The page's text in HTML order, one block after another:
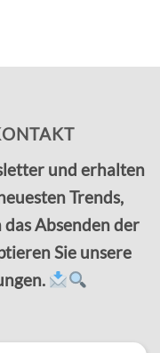
und erhalten
Trends,
Absenden der
Sie unsere